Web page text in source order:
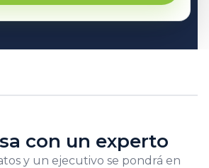
con un experto
y un ejecutivo se pondrá en